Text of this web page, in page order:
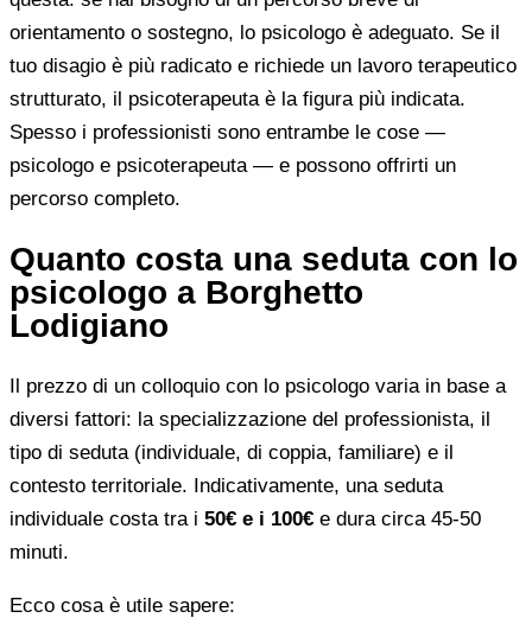
orientamento o sostegno, lo psicologo è adeguato. Se il
tuo disagio è più radicato e richiede un lavoro terapeutico
strutturato, il psicoterapeuta è la figura più indicata.
Spesso i professionisti sono entrambe le cose —
psicologo e psicoterapeuta — e possono offrirti un
percorso completo.
Quanto costa una seduta con lo
psicologo a Borghetto
Lodigiano
Il prezzo di un colloquio con lo psicologo varia in base a
diversi fattori: la specializzazione del professionista, il
tipo di seduta (individuale, di coppia, familiare) e il
contesto territoriale. Indicativamente, una seduta
individuale costa tra i 50€ e i 100€ e dura circa 45-50
minuti.
Ecco cosa è utile sapere: